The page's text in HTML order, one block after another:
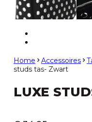
Home Accessoires
studs tas- Zwart
LUXE